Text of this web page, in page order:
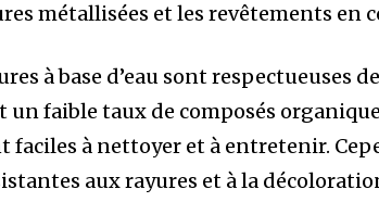
métallisées et les revêtements en
à base d’eau sont respectueuses
un faible taux de composés
faciles à nettoyer et à entretenir.
aux rayures et à la